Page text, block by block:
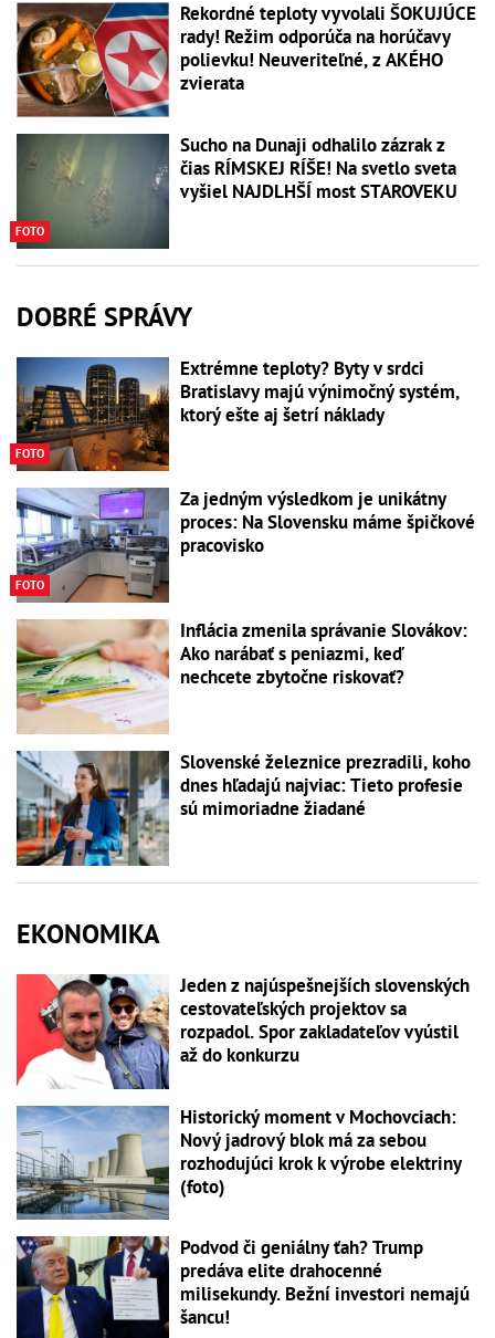
Rekordné teploty vyvolali ŠOKUJÚCE
rady! Režim odporúča na horúčavy
polievku! Neuveriteľné, z AKÉHO
zvierata
FOTO
Sucho na Dunaji odhalilo zázrak z
čias RÍMSKEJ RÍŠE! Na svetlo sveta
vyšiel NAJDLHŠÍ most STAROVEKU
DOBRÉ SPRÁVY
FOTO
Extrémne teploty? Byty v srdci
Bratislavy majú výnimočný systém,
ktorý ešte aj šetrí náklady
FOTO
Za jedným výsledkom je unikátny
proces: Na Slovensku máme špičkové
pracovisko
Inflácia zmenila správanie Slovákov:
Ako narábať s peniazmi, keď
nechcete zbytočne riskovať?
Slovenské železnice prezradili, koho
dnes hľadajú najviac: Tieto profesie
sú mimoriadne žiadané
EKONOMIKA
Jeden z najúspešnejších slovenských
cestovateľských projektov sa
rozpadol. Spor zakladateľov vyústil
až do konkurzu
Historický moment v Mochovciach:
Nový jadrový blok má za sebou
rozhodujúci krok k výrobe elektriny
(foto)
Podvod či geniálny ťah? Trump
predáva elite drahocenné
milisekundy. Bežní investori nemajú
šancu!